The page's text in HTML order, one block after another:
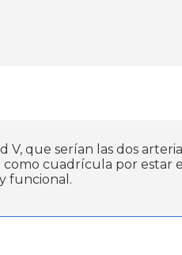
V, que serían las dos
como cuadrícula por estar
funcional.